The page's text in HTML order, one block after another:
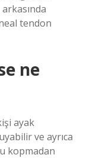
tendon
ne
ayak
ve ayrıca
kopmadan